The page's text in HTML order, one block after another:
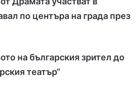
по центъра на града през
на българския зрител до
театър“